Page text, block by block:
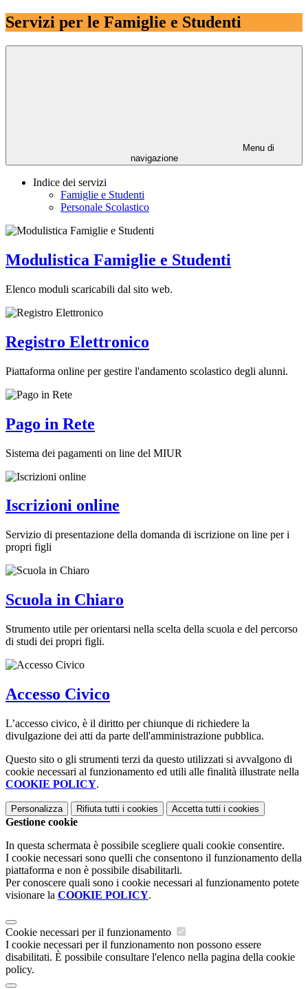
Servizi per le Famiglie e Studenti
Menu di
navigazione
Indice dei servizi
Famiglie e Studenti
Personale Scolastico
Modulistica Famiglie e Studenti
Elenco moduli scaricabili dal sito web.
Registro Elettronico
Piattaforma online per gestire l'andamento scolastico degli alunni.
Pago in Rete
Sistema dei pagamenti on line del MIUR
Iscrizioni online
Servizio di presentazione della domanda di iscrizione on line per i
propri figli
Scuola in Chiaro
Strumento utile per orientarsi nella scelta della scuola e del percorso
di studi dei propri figli.
Accesso Civico
L’accesso civico, è il diritto per chiunque di richiedere la
divulgazione dei atti da parte dell'amministrazione pubblica.
Questo sito o gli strumenti terzi da questo utilizzati si avvalgono di
cookie necessari al funzionamento ed utili alle finalità illustrate nella
COOKIE POLICY.
Personalizza Rifiuta tutti i cookies Accetta tutti i cookies
Gestione cookie
In questa schermata è possibile scegliere quali cookie consentire.
I cookie necessari sono quelli che consentono il funzionamento della
piattaforma e non è possibile disabilitarli.
Per conoscere quali sono i cookie necessari al funzionamento potete
visionare la COOKIE POLICY.
Cookie necessari per il funzionamento
I cookie necessari per il funzionamento non possono essere
disabilitati. È possibile consultare l'elenco nella pagina della cookie
policy.